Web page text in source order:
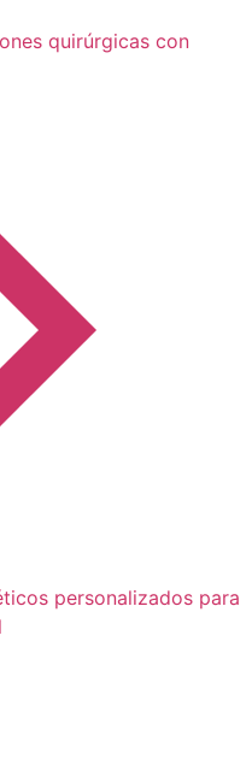
quirúrgicas con
personalizados para